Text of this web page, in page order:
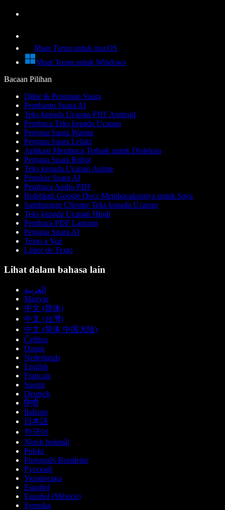
Muat Turun untuk macOS
Muat Turun untuk Windows
Bacaan Pilihan
Dikte & Penaipan Suara
Pembantu Suara AI
Teks kepada Ucapan PDF Android
Pembaca Teks kepada Ucapan
Penjana Suara Wanita
Penjana Suara Lelaki
Aplikasi Membaca Terbaik untuk Disleksia
Penjana Suara Robot
Teks kepada Ucapan Anime
Penukar Suara AI
Pembaca Audio PDF
Bolehkah Google Docs Membacakannya untuk Saya
Sambungan Chrome Teks kepada Ucapan
Teks kepada Ucapan Hindi
Pembaca PDF Lantang
Penjana Suara AI
Texto a Voz
Leitor de Texto
Lihat dalam bahasa lain
العربية
Magyar
中文 (简体)
中文 (台灣)
中文 (简体 中国大陆)
Čeština
Dansk
Nederlands
English
Français
Suomi
Deutsch
हिन्दी
Italiano
日本語
한국어
Norsk bokmål
Polski
Português Brasileiro
Русский
Українська
Español
Español (México)
Svenska